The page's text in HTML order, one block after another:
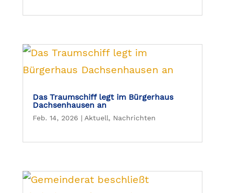
Das Traumschiff legt im Bürgerhaus
Dachsenhausen an
Feb. 14, 2026 | Aktuell, Nachrichten